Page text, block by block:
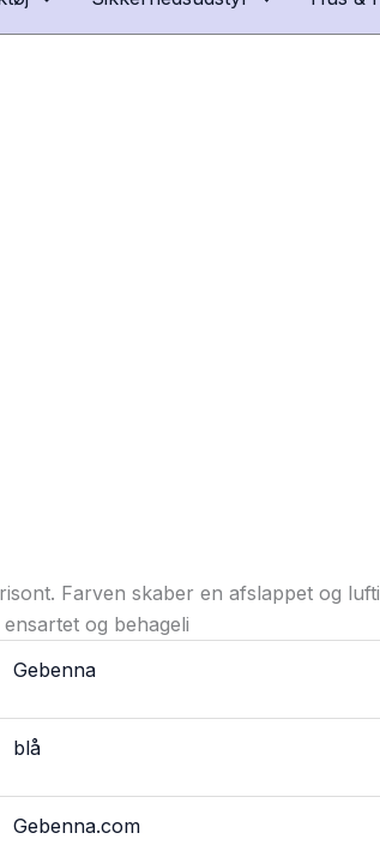
Farven skaber en afslappet og
og behageli
Gebenna
blå
Gebenna.com